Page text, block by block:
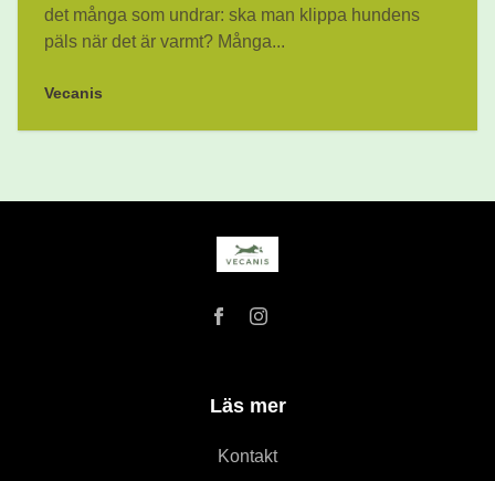
det många som undrar: ska man klippa hundens
päls när det är varmt? Många...
Vecanis
Läs mer
Kontakt